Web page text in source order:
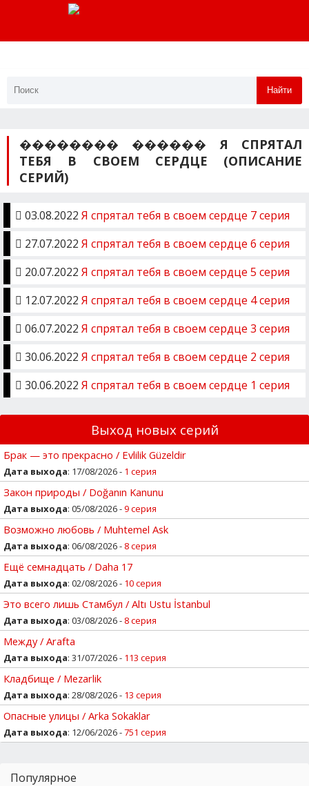
Найти
�������� ������ Я СПРЯТАЛ
ТЕБЯ В СВОЕМ СЕРДЦЕ (ОПИСАНИЕ
СЕРИЙ)
03.08.2022 Я спрятал тебя в своем сердце 7 серия
27.07.2022 Я спрятал тебя в своем сердце 6 серия
20.07.2022 Я спрятал тебя в своем сердце 5 серия
12.07.2022 Я спрятал тебя в своем сердце 4 серия
06.07.2022 Я спрятал тебя в своем сердце 3 серия
30.06.2022 Я спрятал тебя в своем сердце 2 серия
30.06.2022 Я спрятал тебя в своем сердце 1 серия
Выход новых серий
Брак — это прекрасно / Evlilik Güzeldir
Дата выхода: 17/08/2026 - 1 серия
Закон природы / Doğanın Kanunu
Дата выхода: 05/08/2026 -9 серия
Возможно любовь / Muhtemel Ask
Дата выхода: 06/08/2026 - 8 серия
Ещё семнадцать / Daha 17
Дата выхода: 02/08/2026 - 10 серия
Это всего лишь Стамбул / Altı Ustu İstanbul
Дата выхода: 03/08/2026 - 8 серия
Между / Arafta
Дата выхода: 31/07/2026 - 113 серия
Кладбище / Mezarlik
Дата выхода: 28/08/2026 - 13 серия
Опасные улицы / Arka Sokaklar
Дата выхода: 12/06/2026 -751 серия
Популярное